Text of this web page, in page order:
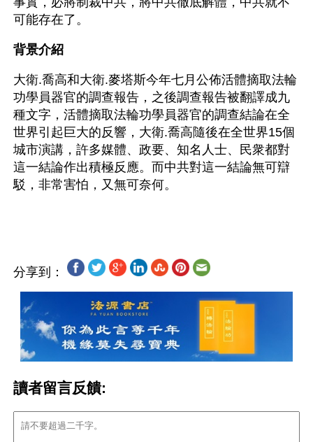
可能存在了。
背景介紹
大衛.喬高和大衛.麥塔斯今年七月公佈活體摘取法輪
功學員器官的調查報告，之後調查報告被翻譯成九
種文字，活體摘取法輪功學員器官的調查結論在全
世界引起巨大的反響，大衛.喬高隨後在全世界15個
城市演講，許多媒體、政要、知名人士、民衆都對
這一結論作出積極反應。而中共對這一結論無可辯
駁，非常害怕，又無可奈何。
分享到：
讀者留言反饋: